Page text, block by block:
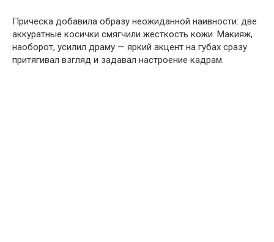
Прическа добавила образу неожиданной наивности: две
аккуратные косички смягчили жесткость кожи. Макияж,
наоборот, усилил драму — яркий акцент на губах сразу
притягивал взгляд и задавал настроение кадрам.